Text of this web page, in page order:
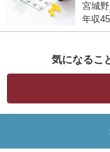
宮城
年収
気になるこ